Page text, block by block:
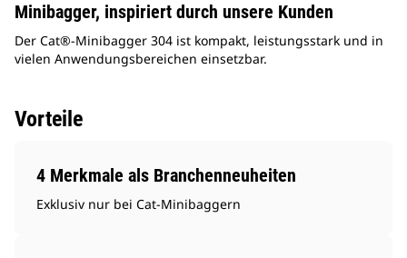
Minibagger, inspiriert durch unsere Kunden
Der Cat®-Minibagger 304 ist kompakt, leistungsstark und in
vielen Anwendungsbereichen einsetzbar.
Vorteile
4 Merkmale als Branchenneuheiten
Exklusiv nur bei Cat-Minibaggern